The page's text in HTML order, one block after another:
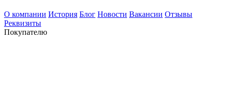
О компании История Блог Новости Вакансии Отзывы
Реквизиты
Покупателю